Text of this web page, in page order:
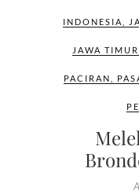
INDONESIA
JAWA TIMUR
PACIRAN